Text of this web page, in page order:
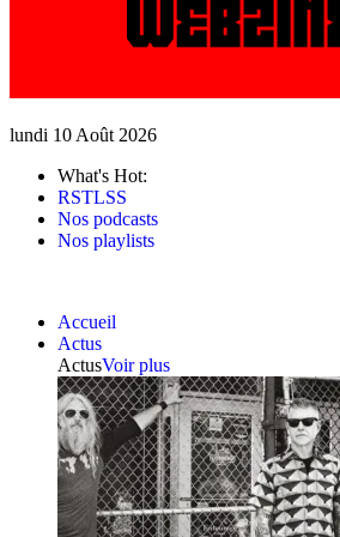
lundi 10 Août 2026
What's Hot:
RSTLSS
Nos podcasts
Nos playlists
Accueil
Actus
ActusVoir plus